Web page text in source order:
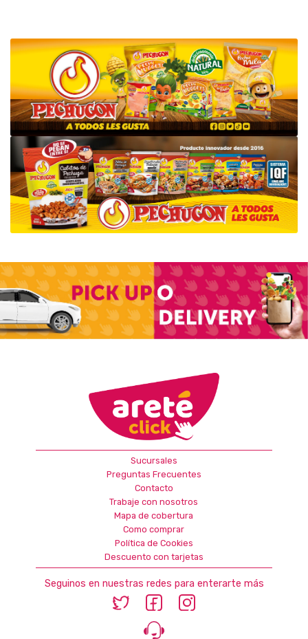
Sucursales
Preguntas Frecuentes
Contacto
Trabaje con nosotros
Mapa de cobertura
Como comprar
Política de Cookies
Descuento con tarjetas
Seguinos en nuestras redes para enterarte más